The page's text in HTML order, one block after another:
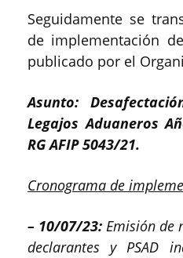
Seguidamente se
de implementación
publicado por el
Asunto:
Legajos Aduaneros
RG AFIP 5043/21.
Cronograma de
– 10/07/23: Emisión de
declarantes y PSAD